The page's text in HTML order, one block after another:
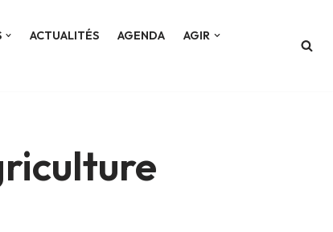
ACTUALITÉS AGENDA
AGIR